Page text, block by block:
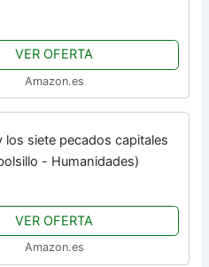
VER OFERTA
Amazon.es
los siete pecados capitales
- Humanidades)
VER OFERTA
Amazon.es